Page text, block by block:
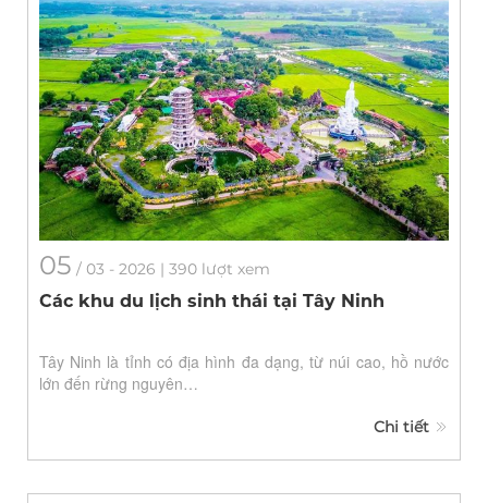
05 / 03 - 2026 | 390 lượt xem
Các khu du lịch sinh thái tại Tây Ninh
Tây Ninh là tỉnh có địa hình đa dạng, từ núi cao, hồ nước
lớn đến rừng nguyên…
Chi tiết